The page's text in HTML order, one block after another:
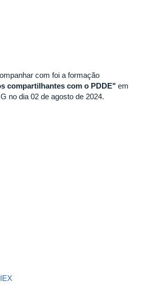
com foi a formação
compartilhantes com o PDDE" em
no dia 02 de agosto de 2024.